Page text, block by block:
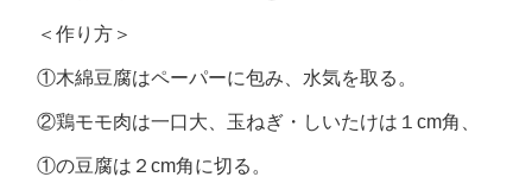
＜作り方＞
①木綿豆腐はペーパーに包み、水気を取る。
②鶏モモ肉は一口大、玉ねぎ・しいたけは１cm角、
①の豆腐は２cm角に切る。